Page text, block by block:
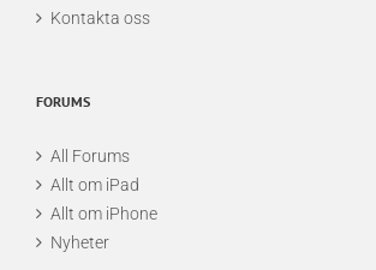
Kontakta oss
FORUMS
All Forums
Allt om iPad
Allt om iPhone
Nyheter